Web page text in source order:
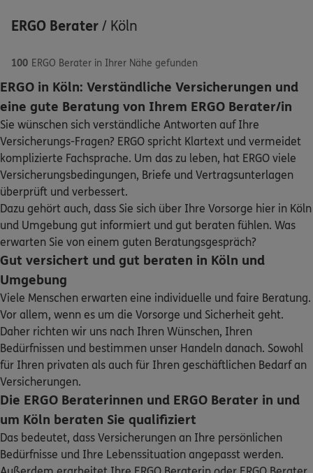
Schaden oder Leistungsfall melden
Bequem online oder telefonisch
Rechnung einreichen
Kontakt
Meine Versicherungen
Sehen Sie auf einen Blick Ihre Versicherungen bei ERGO,
dem ERGO Rechtsschutz und der DKV.
Zum Kundenportal
ERGO Berater / Köln
100 ERGO Berater in Ihrer Nähe gefunden
ERGO
Harun Dugan
Bonner Str. 484-486, 50968 Köln(0.3 km)
Homepage besuchen
ERGO
Nisa-Nur Eyvaz
Bachemstraße 4-6
Homepage besuchen
Bilal Sadki
Bachemstraße 4
Homepage besuchen
Joachim Lange
Dürener Str. 54,50931 Köln(1.9 km)
Homepage besuchen
ERGO
Rosa Maria Behnke
Brügelmannstr. 3,50679 Köln(2.9 km)
Homepage besuchen
ERGO in Köln: Verständliche Versicherungen und
eine gute Beratung von Ihrem ERGO Berater/in
Sie wünschen sich verständliche Antworten auf Ihre
Versicherungs-Fragen? ERGO spricht Klartext und vermeidet
komplizierte Fachsprache. Um das zu leben, hat ERGO viele
Versicherungsbedingungen, Briefe und Vertragsunterlagen
überprüft und verbessert.
Dazu gehört auch, dass Sie sich über Ihre Vorsorge hier in Köln
und Umgebung gut informiert und gut beraten fühlen. Was
erwarten Sie von einem guten Beratungsgespräch?
Gut versichert und gut beraten in Köln und
Umgebung
Viele Menschen erwarten eine individuelle und faire Beratung.
Vor allem, wenn es um die Vorsorge und Sicherheit geht.
Daher richten wir uns nach Ihren Wünschen, Ihren
Bedürfnissen und bestimmen unser Handeln danach. Sowohl
für Ihren privaten als auch für Ihren geschäftlichen Bedarf an
Versicherungen.
Die ERGO Beraterinnen und ERGO Berater in und
um Köln beraten Sie qualifiziert
Das bedeutet, dass Versicherungen an Ihre persönlichen
Bedürfnisse und Ihre Lebenssituation angepasst werden.